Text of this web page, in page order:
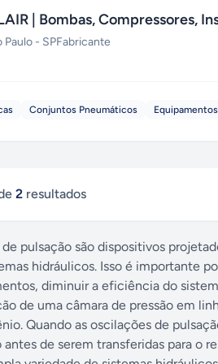
| Bombas, Compressores,
Paulo - SPFabricante
Conjuntos Pneumáticos
2 resultados
pulsação são dispositivos
hidráulicos. Isso é importante
diminuir a eficiência do
de uma câmara de pressão em
Quando as oscilações de
antes de serem transferidas para o